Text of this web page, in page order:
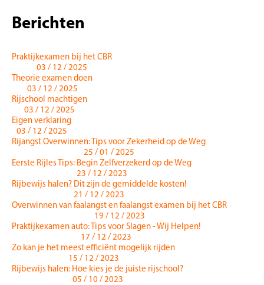
Berichten
Praktijkexamen bij het CBR
03 / 12 / 2025
Theorie examen doen
03 / 12 / 2025
Rijschool machtigen
03 / 12 / 2025
Eigen verklaring
03 / 12 / 2025
Rijangst Overwinnen: Tips voor Zekerheid op de Weg
25 / 01 / 2025
Eerste Rijles Tips: Begin Zelfverzekerd op de Weg
23 / 12 / 2023
Rijbewijs halen? Dit zijn de gemiddelde kosten!
21 / 12 / 2023
Overwinnen van faalangst en faalangst examen bij het CBR
19 / 12 / 2023
Praktijkexamen auto: Tips voor Slagen - Wij Helpen!
17 / 12 / 2023
Zo kan je het meest efficiënt mogelijk rijden
15 / 12 / 2023
Rijbewijs halen: Hoe kies je de juiste rijschool?
05 / 10 / 2023